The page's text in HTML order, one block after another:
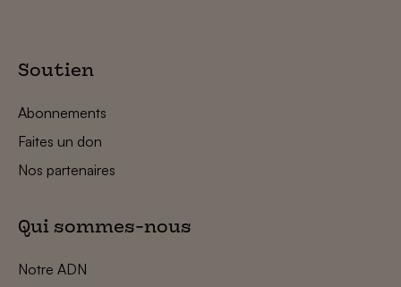
Soutien
Abonnements
Faites un don
Nos partenaires
Qui sommes-nous
Notre ADN